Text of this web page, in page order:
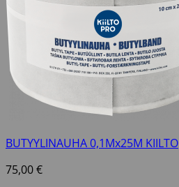
BUTYYLINAUHA 0,1Mx25M KIILTO
75,00€